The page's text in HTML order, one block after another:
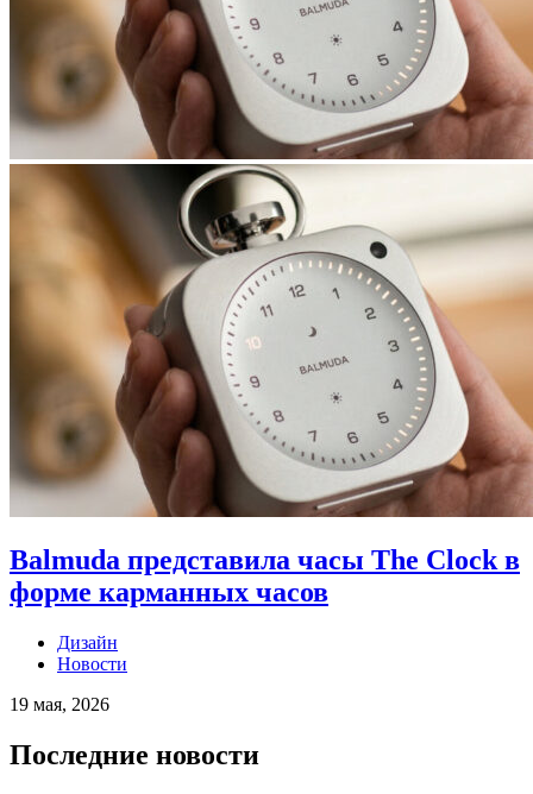
Balmuda представила часы The Clock в
форме карманных часов
Дизайн
Новости
19 мая, 2026
Последние новости